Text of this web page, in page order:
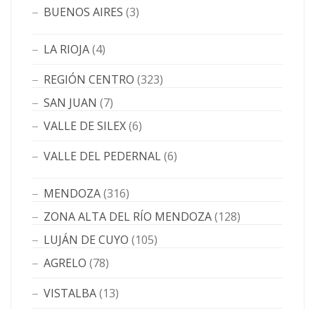
BUENOS AIRES (3)
LA RIOJA(4)
REGIÓN CENTRO (323)
SAN JUAN (7)
VALLE DE SILEX(6)
VALLE DEL PEDERNAL(6)
MENDOZA(316)
ZONA ALTA DEL RÍO MENDOZA(128)
LUJÁN DE CUYO (105)
AGRELO (78)
VISTALBA(13)